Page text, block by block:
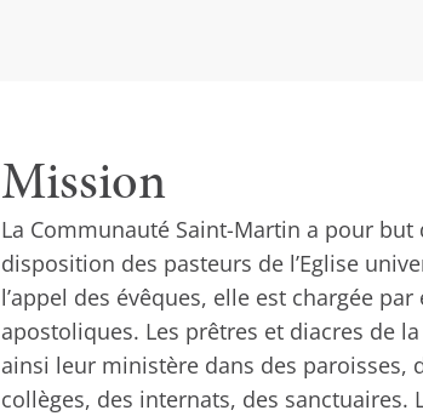
Mission
La Communauté Saint-Martin a pour but
disposition des pasteurs de l’Eglise
l’appel des évêques, elle est chargée
apostoliques. Les prêtres et diacres de
ainsi leur ministère dans des paroisses,
collèges, des internats, des sanctuaires.